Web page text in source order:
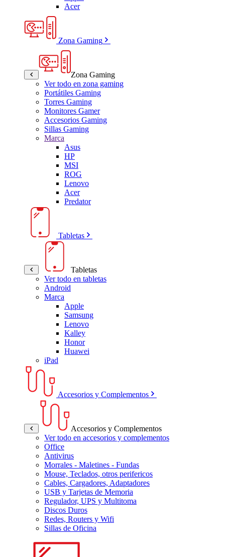
Acer
Zona Gaming
Zona Gaming
Ver todo en zona gaming
Portátiles Gaming
Torres Gaming
Monitores Gamer
Accesorios Gaming
Sillas Gaming
Marca
Asus
HP
MSI
ROG
Lenovo
Acer
Predator
Tabletas
Tabletas
Ver todo en tabletas
Android
Marca
Apple
Samsung
Lenovo
Kalley
Honor
Huawei
iPad
Accesorios y Complementos
Accesorios y Complementos
Ver todo en accesorios y complementos
Office
Antivirus
Morrales - Maletines - Fundas
Mouse, Teclados, otros perifericos
Cables, Cargadores, Adaptadores
USB y Tarjetas de Memoria
Regulador, UPS y Multitoma
Discos Duros
Redes, Routers y Wifi
Sillas de Oficina